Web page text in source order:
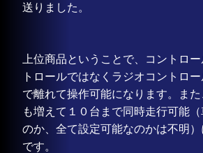
送りました。
上位商品ということで、コントロ
トロールではなくラジオコントロ
で離れて操作可能になります。ま
も増えて１０台まで同時走行可能
のか、全て設定可能なのかは不明
です。